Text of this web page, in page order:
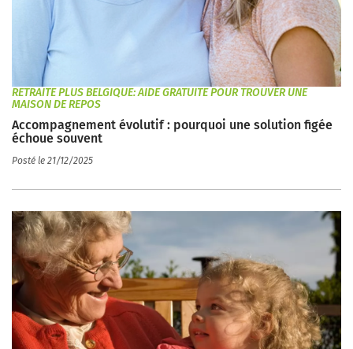
RETRAITE PLUS BELGIQUE: AIDE GRATUITE POUR TROUVER UNE
MAISON DE REPOS
Accompagnement évolutif : pourquoi une solution figée
échoue souvent
Posté le 21/12/2025